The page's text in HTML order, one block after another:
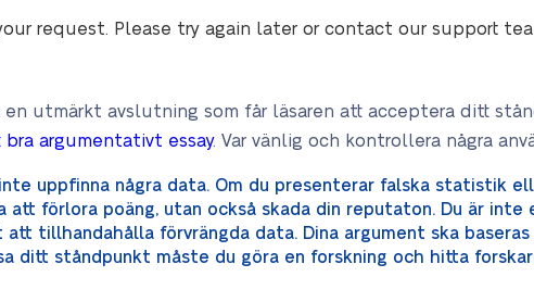
request. Please try again later or contact our support
en utmärkt avslutning som får läsaren att acceptera ditt
bra argumentativt essay. Var vänlig och kontrollera några
uppfinna några data. Om du presenterar falska statistik
att förlora poäng, utan också skada din reputaton. Du är inte
tillhandahålla förvrängda data. Dina argument ska baseras
ditt ståndpunkt måste du göra en forskning och hitta